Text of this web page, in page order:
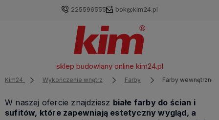
225596555 bok@kim24.pl
sklep budowlany online kim24.pl
Kim24 Wykończenie wnętrz Farby Farby wewnętrzne
W naszej ofercie znajdziesz białe farby do ścian i
sufitów, które zapewniają estetyczny wygląd, a